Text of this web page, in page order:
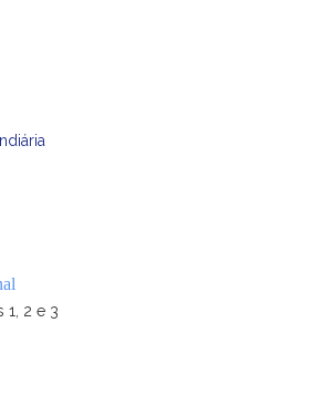
1, 2 e 3